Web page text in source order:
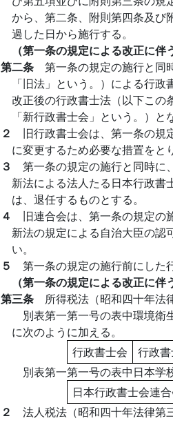
から、第二条、附則第四条及び
過した日から施行する。
（第一条の規定による改正に伴
第二条 第一条の規定の施行と同
「旧法」という。）による行
改正後の行政書士法（以下この
「新行政書士会」という。）
２ 旧行政書士会は、第一条の規
に変更するため必要な措置をと
３ 第一条の規定の施行と同時に
新法による法人たる日本行政書
は、退任するものとする。
４ 旧連合会は、第一条の規定の
新法の規定による自治大臣の認
い。
５ 第一条の規定の施行前にした
（第一条の規定による改正に伴
第三条 所得税法（昭和四十年法
別表第一第一号の表中環境衛
に次のように加える。
行政書士会
行政
別表第一第一号の表中日本学
日本行政書士会連
２ 法人税法（昭和四十年法律第